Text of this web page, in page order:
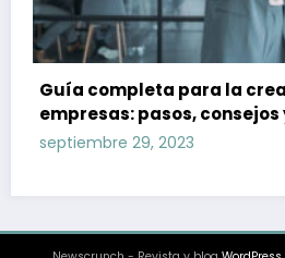
Guía completa para la
empresas: pasos, consejos
septiembre 29, 2023